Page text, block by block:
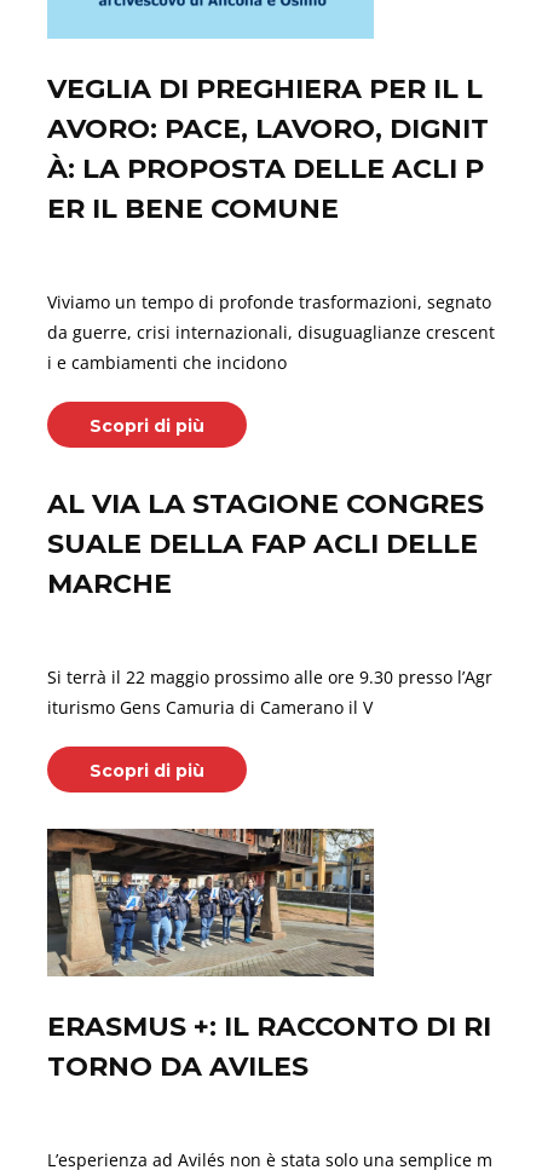
VEGLIA DI PREGHIERA PER IL L
AVORO: PACE, LAVORO, DIGNIT
À: LA PROPOSTA DELLE ACLI P
ER IL BENE COMUNE
Viviamo un tempo di profonde trasformazioni, segnato
da guerre, crisi internazionali, disuguaglianze crescent
i e cambiamenti che incidono
Scopri di più
AL VIA LA STAGIONE CONGRES
SUALE DELLA FAP ACLI DELLE
MARCHE
Si terrà il 22 maggio prossimo alle ore 9.30 presso l’Agr
iturismo Gens Camuria di Camerano il V
Scopri di più
ERASMUS +: IL RACCONTO DI RI
TORNO DA AVILES
L’esperienza ad Avilés non è stata solo una semplice m